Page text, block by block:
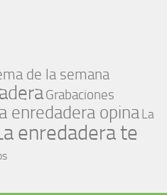
de la semana
Grabaciones
enredadera opina La
enredadera te